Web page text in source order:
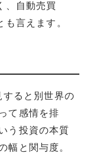
、自動売買
言えます。
ると別世界の
て感情を排
う投資の本質
と関与度。